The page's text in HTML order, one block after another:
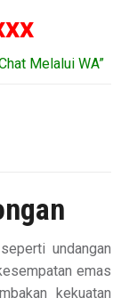
Melalui WA”
undangan
emas
kekuatan